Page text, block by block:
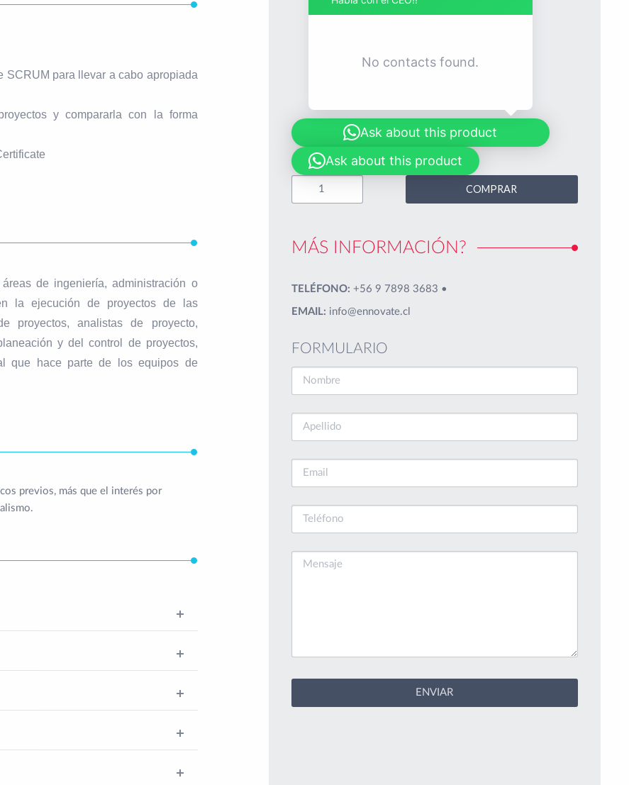
SCRUM para llevar a cabo apropiada
y compararla con la forma
de ingeniería, administración o
la ejecución de proyectos de las
proyectos, analistas de proyecto,
y del control de proyectos,
que hace parte de los equipos de
previos, más que el interés por
No contacts found.
Ask about this product
Ask about this product
COMPRAR
MÁS INFORMACIÓN?
TELÉFONO: +56 9 7898 3683 •
EMAIL: info@ennovate.cl
FORMULARIO